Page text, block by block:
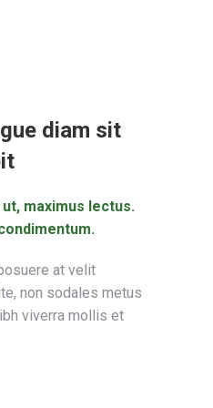
diam sit
maximus lectus.
at velit
non sodales metus
viverra mollis et